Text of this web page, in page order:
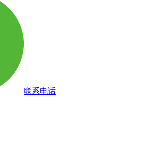
联系电话